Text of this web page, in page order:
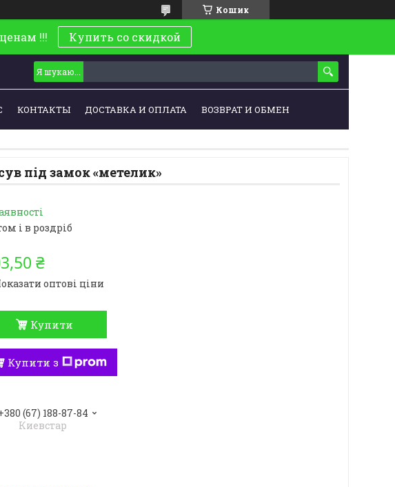
Кошик
!!! Купить со скидкой
КОНТАКТЫ ДОСТАВКА И ОПЛАТА ВОЗВРАТ И ОБМЕН
під замок «метелик»
і в роздріб
₴
оптові ціни
Купити
Купити з
(67) 188-87-84
Киевстар